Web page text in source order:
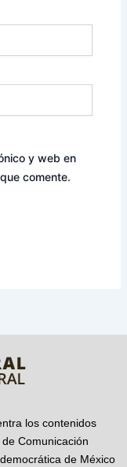
y web en
comente.
los contenidos
Comunicación
de México